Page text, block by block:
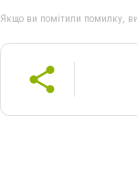
Якщо ви помітили помилку,